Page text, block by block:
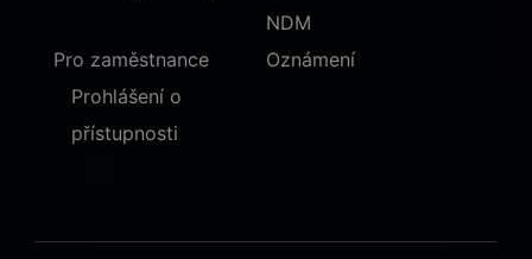
NDM
Pro zaměstnance
Oznámení
Prohlášení o
přístupnosti